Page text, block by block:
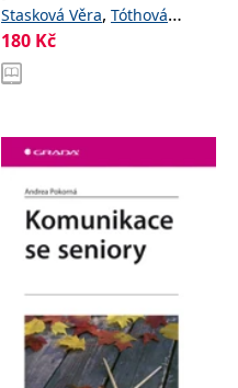
století
Stasková Věra, Tóthová
Valérie,
180 Kč